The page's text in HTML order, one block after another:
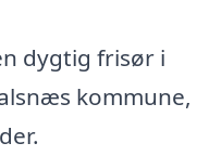
dygtig frisør i
kommune,